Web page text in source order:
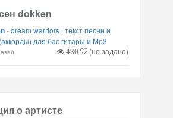
dokken
-dream warriors | текст песни и
для бас гитары и Mp3
430 (не задано)
о артисте